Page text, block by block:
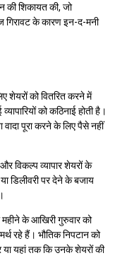
की शिकायत की, जो
गिरावट के कारण इन-द-मनी
शेयरों को वितरित करने में
को कठिनाई होती है।
वादा पूरा करने के लिए पैसे नहीं
विकल्प व्यापार शेयरों के
डिलीवरी पर देने के बजाय
महीने के आखिरी गुरुवार को
रहे हैं। भौतिक निपटान को
या यहां तक कि उनके शेयरों की